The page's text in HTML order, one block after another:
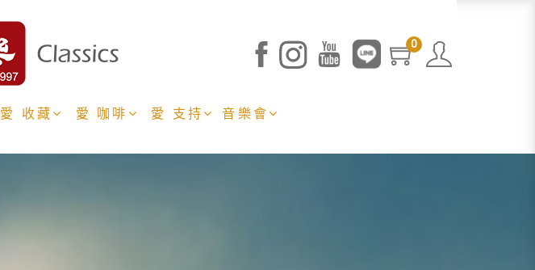
0
愛 收藏 愛 咖啡 愛 支持 音樂會